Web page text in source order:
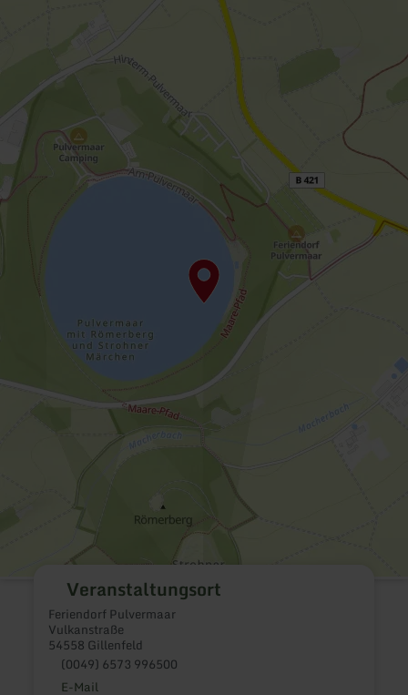
Veranstaltungsort
Feriendorf Pulvermaar
Vulkanstraße
54558 Gillenfeld
(0049) 6573 996500
E-Mail